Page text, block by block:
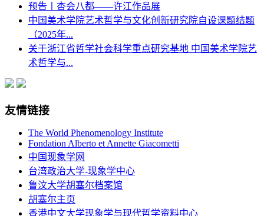
预告丨杏会八都——许江作品展
中国美术学院艺术哲学与文化创新研究院自设课题结题
（2025年...
关于浙江省哲学社会科学重点研究基地 中国美术学院艺
术哲学与...
友情链接
The World Phenomenology Institute
Fondation Alberto et Annette Giacometti
中国现象学网
台湾政治大学-现象学中心
鲁汶大学胡塞尔档案馆
胡塞尔主页
香港中文大学现象学与现代哲学资料中心